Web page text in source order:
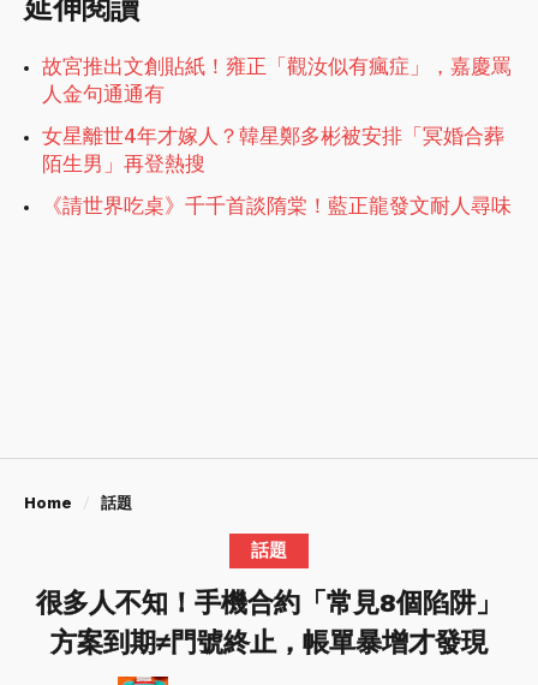
延伸閱讀
故宮推出文創貼紙！雍正「觀汝似有瘋症」，嘉慶罵
人金句通通有
女星離世4年才嫁人？韓星鄭多彬被安排「冥婚合葬
陌生男」再登熱搜
《請世界吃桌》千千首談隋棠！藍正龍發文耐人尋味
Home 話題
話題
很多人不知！手機合約「常見8個陷阱」
方案到期≠門號終止，帳單暴增才發現